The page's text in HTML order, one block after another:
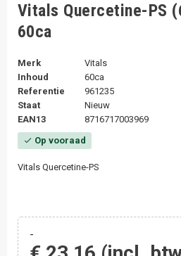
Vitals Quercetine-PS
60ca
Merk
Vitals
Inhoud
60ca
Referentie
961235
Staat
Nieuw
EAN13
8716717003969
check Op vooraad
Vitals Quercetine-PS
-